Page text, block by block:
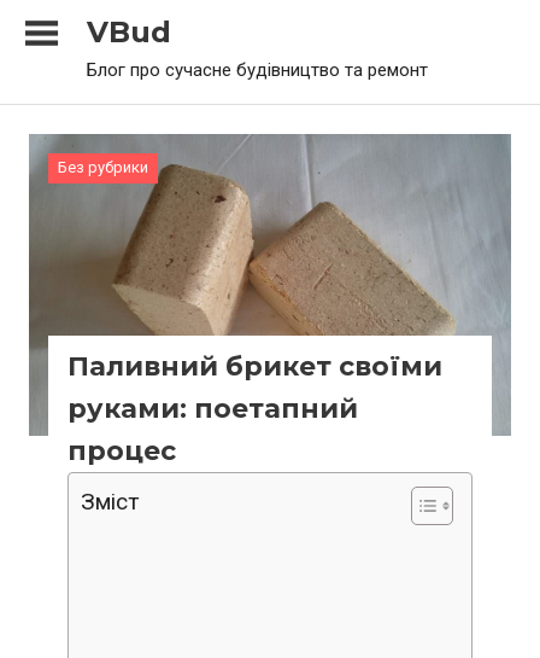
VBud
Блог про сучасне будівництво та ремонт
Без рубрики
Паливний брикет своїми
руками: поетапний
процес
Зміст